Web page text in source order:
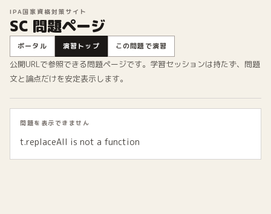
IPA国家資格対策サイト
SC 問題ページ
ポータル 演習トップ この問題で演習
公開URLで参照できる問題ページです。学習セッションは持たず、問題
文と論点だけを安定表示します。
問題を表示できません
t.replaceAll is not a function